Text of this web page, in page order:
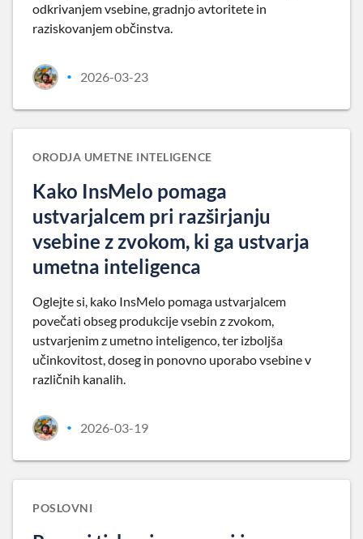
odkrivanjem vsebine, gradnjo avtoritete in
raziskovanjem občinstva.
• 2026-03-23
ORODJA UMETNE INTELIGENCE
Kako InsMelo pomaga
ustvarjalcem pri razširjanju
vsebine z zvokom, ki ga ustvarja
umetna inteligenca
Oglejte si, kako InsMelo pomaga ustvarjalcem
povečati obseg produkcije vsebin z zvokom,
ustvarjenim z umetno inteligenco, ter izboljša
učinkovitost, doseg in ponovno uporabo vsebine v
različnih kanalih.
• 2026-03-19
POSLOVNI